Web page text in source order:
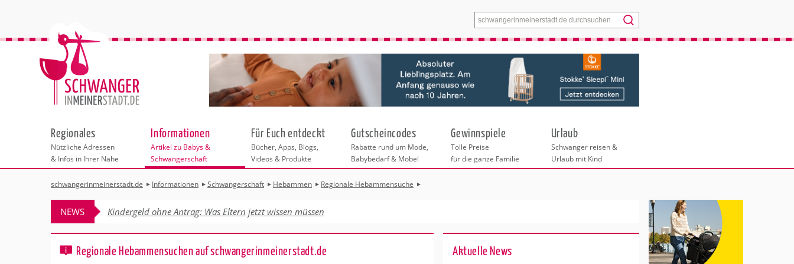
Menü
Regionales
Nützliche Adressen
& Infos in Ihrer Nähe
Städteauswahl
Bitte wählen Sie zuerst eine Stadt aus.
beziehen sich auf die ausgewählte Stadt.
Adressen
Behördengänge &
Informationen
Artikel zu Babys &
Schwangerschaft
Kinderwunsch
Schwangerschaft
Übersicht der Schwangerschaft
Schwangerschaft Gesundheit
Schwangerschaft Ernährung
Sport in der Schwangerschaft
Hebammen
Geburt
Für Euch entdeckt
Bücher, Apps, Blogs,
Videos & Produkte
Gutscheincodes
Rabatte rund um Mode,
Babybedarf & Möbel
Gewinnspiele
Tolle Preise
für die ganze Familie
Urlaub
Schwanger reisen &
Urlaub mit Kind
schwangerinmeinerstadt.de Informationen Schwangerschaft Hebammen Regionale Hebammensuche
NEWS Kindergeld ohne Antrag: Was Eltern jetzt wissen müssen
Regionale Hebammensuchen auf schwangerinmeinerstadt.de Ak­tu­el­le News